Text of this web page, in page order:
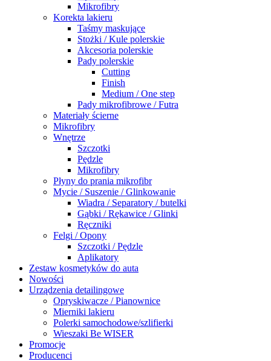
Mikrofibry
Korekta lakieru
Taśmy maskujące
Stożki / Kule polerskie
Akcesoria polerskie
Pady polerskie
Cutting
Finish
Medium / One step
Pady mikrofibrowe / Futra
Materiały ścierne
Mikrofibry
Wnętrze
Szczotki
Pędzle
Mikrofibry
Płyny do prania mikrofibr
Mycie / Suszenie / Glinkowanie
Wiadra / Separatory / butelki
Gąbki / Rękawice / Glinki
Ręczniki
Felgi / Opony
Szczotki / Pędzle
Aplikatory
Zestaw kosmetyków do auta
Nowości
Urządzenia detailingowe
Opryskiwacze / Pianownice
Mierniki lakieru
Polerki samochodowe/szlifierki
Wieszaki Be WISER
Promocje
Producenci